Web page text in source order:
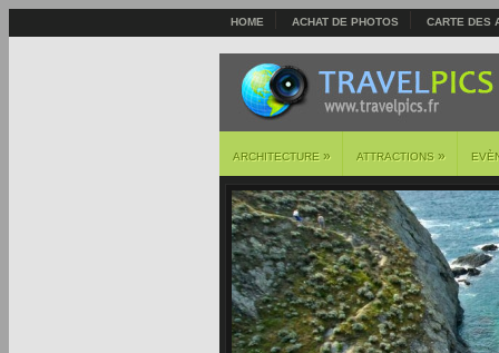
HOME ACHAT DE PHOTOS CARTE DES
ARCHITECTURE » ATTRACTIONS »